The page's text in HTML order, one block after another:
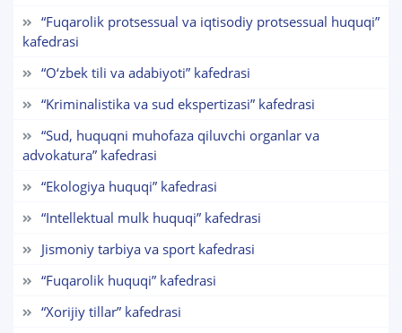
“Fuqarolik protsessual va iqtisodiy protsessual huquqi”
kafedrasi
“O‘zbek tili va adabiyoti” kafedrasi
“Kriminalistika va sud ekspertizasi” kafedrasi
“Sud, huquqni muhofaza qiluvchi organlar va
advokatura” kafedrasi
“Ekologiya huquqi” kafedrasi
“Intellektual mulk huquqi” kafedrasi
Jismoniy tarbiya va sport kafedrasi
“Fuqarolik huquqi” kafedrasi
“Xorijiy tillar” kafedrasi
Qabul bo'yicha murojaatlaringizni ushbu
chatda qoldiring.
Mavzuni tanlang — keyin shu mavzudagi aniq
savollar chiqadi:
1. Hujjatlar (bakalavr) (5)
3. Suhbat (bakalavr) (8)
5. To'lov-kontrakt (2) 6. Elektron ariza (16)
8. Bakalavriat kvotasi (3)
✉️ Adminga yozish